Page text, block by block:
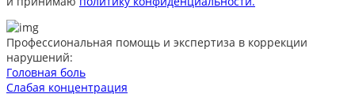
Профессиональная помощь и экспертиза в коррекции
нарушений:
Головная боль
Слабая концентрация